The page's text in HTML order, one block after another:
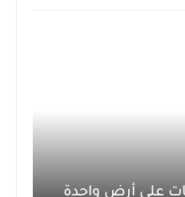
على أرض واحدة